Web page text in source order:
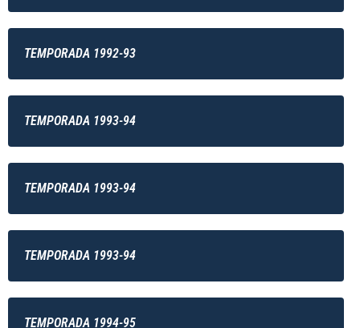
TEMPORADA 1992-93
TEMPORADA 1993-94
TEMPORADA 1993-94
TEMPORADA 1993-94
TEMPORADA 1994-95